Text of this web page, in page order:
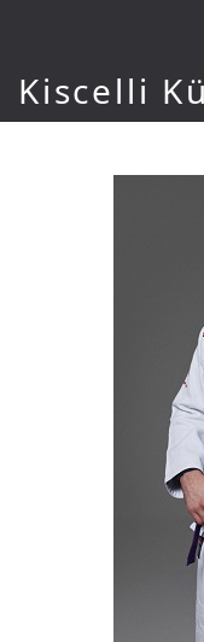
Kiscelli